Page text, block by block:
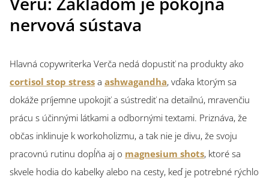
nervová sústava
Hlavná copywriterka Verča nedá dopustiť na produkty ako
cortisol stop stress a ashwagandha, vďaka ktorým sa
dokáže príjemne upokojiť a sústrediť na detailnú, mravenčiu
prácu s účinnými látkami a odbornými textami. Priznáva, že
občas inklinuje k workoholizmu, a tak nie je divu, že svoju
pracovnú rutinu dopĺňa aj o magnesium shots, ktoré sa
skvele hodia do kabelky alebo na cesty, keď je potrebné rýchlo